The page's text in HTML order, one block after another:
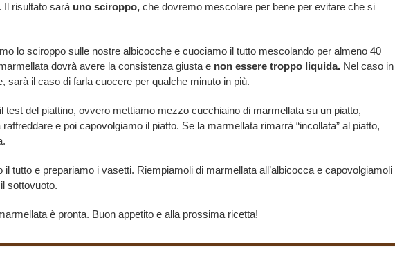
Il risultato sarà uno sciroppo,che dovremo mescolare per bene per evitare che si
lo sciroppo sulle nostre albicocche e cuociamo il tutto mescolando per almeno 40
dovrà avere la consistenza giusta e non essere troppo liquida.Nel caso in
sarà il caso di farla cuocere per qualche minuto in più.
test del piattino, ovvero mettiamo mezzo cucchiaino di marmellata su un piatto,
e poi capovolgiamo il piatto. Se la marmellata rimarrà “incollata” al piatto,
il tutto e prepariamo i vasetti. Riempiamoli di marmellata all’albicocca e capovolgiamoli
sottovuoto.
è pronta. Buon appetito e alla prossima ricetta!